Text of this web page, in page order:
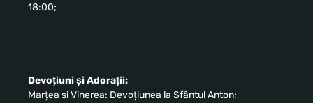
18:00;
Devoțiuni și Adorații:
Marțea si Vinerea: Devoțiunea la Sfântul Anton;